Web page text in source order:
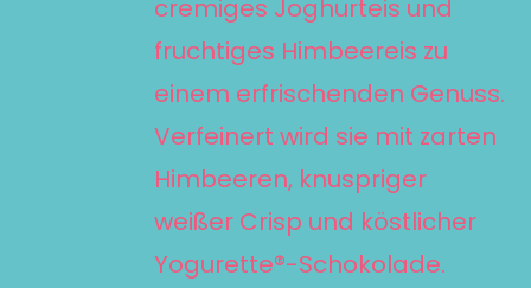
OPTIONEN
KÖNNEN
PRODUKTSEITE
cremiges Joghurteis und
fruchtiges Himbeereis zu
einem erfrischenden Genuss.
Verfeinert wird sie mit zarten
Himbeeren, knuspriger
weißer Crisp und köstlicher
Yogurette®-Schokolade.